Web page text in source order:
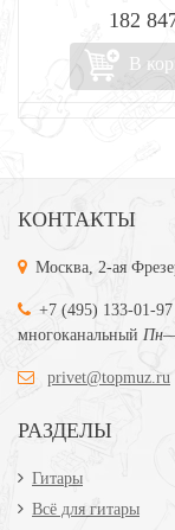
182
В
КОНТАКТЫ
Москва, 2-ая
+7 (495) 133-01-97
многоканальный
privet@topmuz.ru
РАЗДЕЛЫ
Гитары
Всё для гитары